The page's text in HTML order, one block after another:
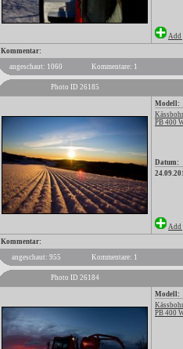
Add
Kommentar:
angeschaut: 1060
Kommentare: 1
Photo ID 26185
Modell:
PB 400
Datum:
Add
Kommentar:
angeschaut: 955
Kommentare: 1
Photo ID 26184
Modell:
PB 400